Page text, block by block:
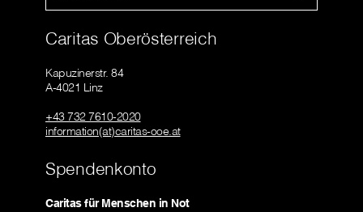
Caritas Oberösterreich
Kapuzinerstr. 84
A-4021 Linz
+43 732 7610-2020
information(at)caritas-ooe.at
Spendenkonto
Caritas für Menschen in Not